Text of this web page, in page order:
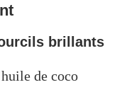
brillants
de coco